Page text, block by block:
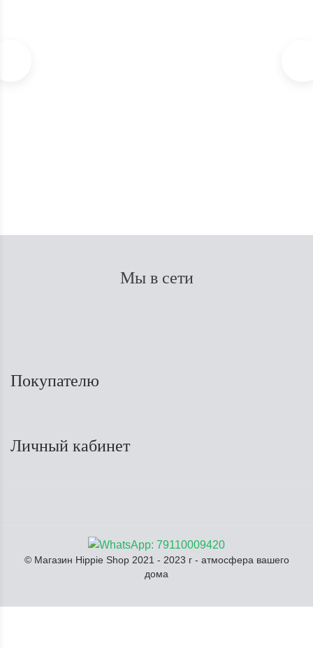
Мы в сети
Покупателю
Личный кабинет
© Магазин Hippie Shop 2021 - 2023 г - атмосфера вашего
дома